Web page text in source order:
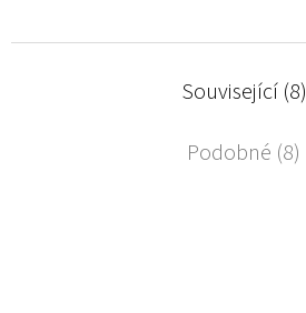
Související (8)
Podobné (8)